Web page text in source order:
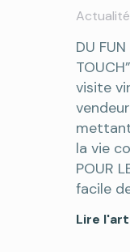
DU
visite
la vie
POUR
facile
Lire